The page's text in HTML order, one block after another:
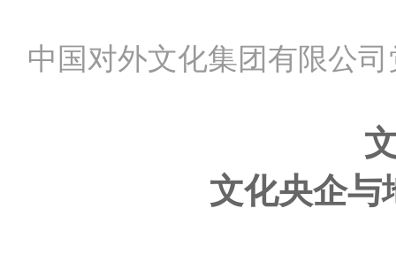
中国对外文化集团有限公
文化央企与